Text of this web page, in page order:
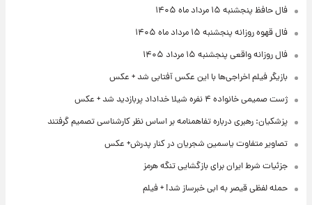
فال حافظ پنجشنبه ۱۵ مرداد ماه ۱۴۰۵
فال قهوه روزانه پنجشنبه ۱۵ مرداد ماه ۱۴۰۵
فال روزانه واقعی پنجشنبه ۱۵ مرداد ۱۴۰۵
بازیگر فیلم اخراجی‌ها با این عکس آفتابی شد + عکس
ژست صمیمی خانواده ۴ نفره شیلا خداداد پربازدید شد + عکس
پزشکیان: رهبری درباره تفاهمنامه بر اساس نظر کارشناسی تصمیم گرفتند
تصاویر متفاوت یاسمین شجریان در کنار پدرش+ عکس
جزئیات شرط ایران برای بازگشایی تنگه هرمز
حمله لفظی قیصر به ابی خبرساز شد! + فیلم